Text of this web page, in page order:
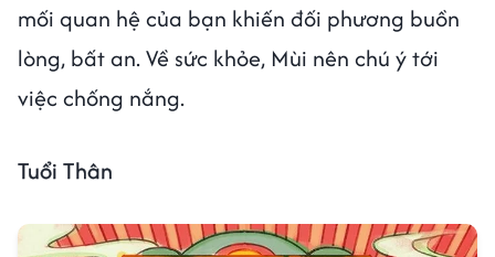
mối quan hệ của bạn khiến đối phương buồn
lòng, bất an. Về sức khỏe, Mùi nên chú ý tới
việc chống nắng.
Tuổi Thân